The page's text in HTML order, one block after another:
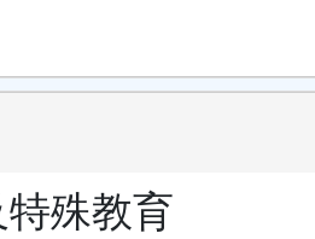
殊教育